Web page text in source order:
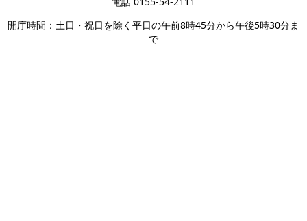
開庁時間：土日・祝日を除く平日の午前8時45分から午後5時30分ま
で